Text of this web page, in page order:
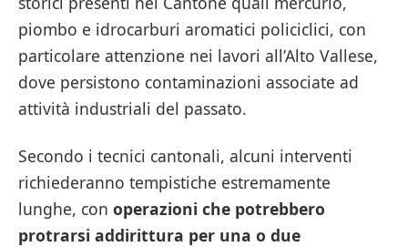
piombo e idrocarburi aromatici policiclici, con
particolare attenzione nei lavori all’Alto Vallese,
dove persistono contaminazioni associate ad
attività industriali del passato.
Secondo i tecnici cantonali, alcuni interventi
richiederanno tempistiche estremamente
lunghe, con operazioni che potrebbero
protrarsi addirittura per una o due